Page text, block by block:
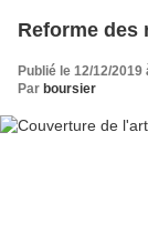
Reforme des
Publié le 12/12/2019
Par boursier